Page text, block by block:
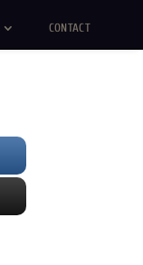
CONTACT